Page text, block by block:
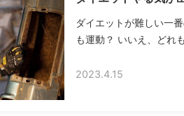
ダイエットが難しい一
も運動？ いいえ、どれ
2023.4.15